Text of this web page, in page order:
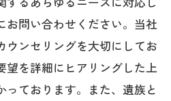
お問い合わせください。当社
ウンセリングを大切にしてお
望を詳細にヒアリングした上
っております。また、遺族と